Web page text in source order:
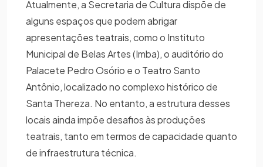
Atualmente, a Secretaria de Cultura dispõe de
alguns espaços que podem abrigar
apresentações teatrais, como o Instituto
Municipal de Belas Artes (Imba), o auditório do
Palacete Pedro Osório e o Teatro Santo
Antônio, localizado no complexo histórico de
Santa Thereza. No entanto, a estrutura desses
locais ainda impõe desafios às produções
teatrais, tanto em termos de capacidade quanto
de infraestrutura técnica.